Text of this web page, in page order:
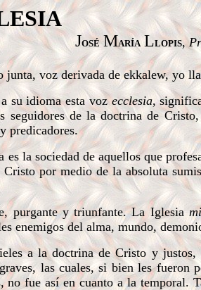
José María Llopis,
junta, voz derivada de ekkalew, yo
su idioma esta voz ecclesia,
de la doctrina de
predicadores.
la sociedad de aquellos que
por medio de la absoluta
purgante y triunfante. La Iglesia
enemigos del alma, mundo,
a la doctrina de Cristo y justos,
las cuales, si bien les fueron
fue así en cuanto a la temporal.